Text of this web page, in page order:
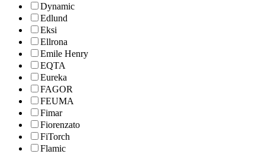
Dynamic
Edlund
Eksi
Ellrona
Emile Henry
EQTA
Eureka
FAGOR
FEUMA
Fimar
Fiorenzato
FiTorch
Flamic